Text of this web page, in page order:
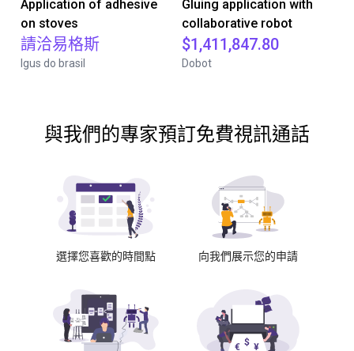
Application of adhesive
on stoves
請洽易格斯
Igus do brasil
Gluing application with
collaborative robot
$1,411,847.80
Dobot
與我們的專家預訂免費視訊通話
選擇您喜歡的時間點 向我們展示您的申請